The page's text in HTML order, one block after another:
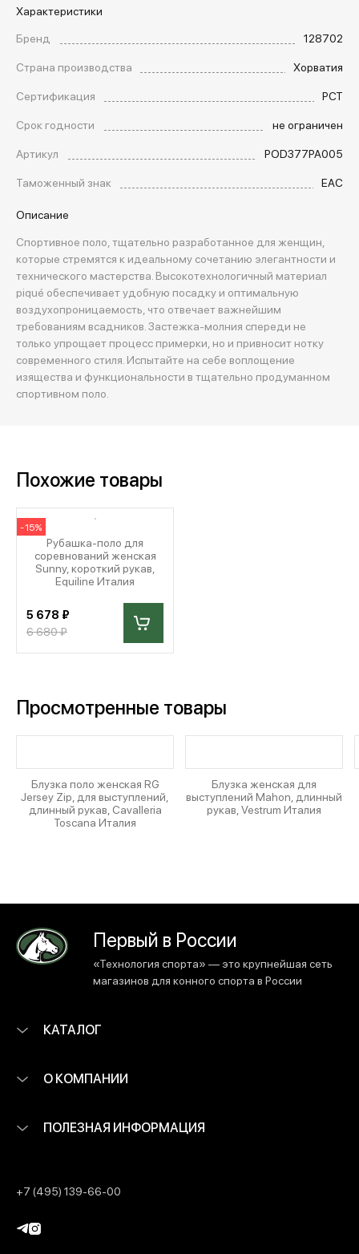
Характеристики
Бренд
128702
Страна производства
Хорватия
Сертификация
РСТ
Срок годности
не ограничен
Артикул
POD377PA005
Таможенный знак
EAC
Описание
Спортивное поло, тщательно разработанное для женщин,
которые стремятся к идеальному сочетанию элегантности и
технического мастерства. Высокотехнологичный материал
piqué обеспечивает удобную посадку и оптимальную
воздухопроницаемость, что отвечает важнейшим
требованиям всадников. Застежка-молния спереди не
только упрощает процесс примерки, но и привносит нотку
современного стиля. Испытайте на себе воплощение
изящества и функциональности в тщательно продуманном
спортивном поло.
Похожие товары
-15%
Рубашка-поло для
соревнований женская
Sunny, короткий рукав,
Equiline Италия
5 678 ₽
6 680 ₽
Просмотренные товары
Блузка поло женская RG
Jersey Zip, для выступлений,
длинный рукав, Cavalleria
Toscana Италия
Блузка женская для
выступлений Mahon, длинный
рукав, Vestrum Италия
Первый в России
«Технология спорта» — это крупнейшая сеть
магазинов для конного спорта в России
КАТАЛОГ
О КОМПАНИИ
ПОЛЕЗНАЯ ИНФОРМАЦИЯ
+7 (495) 139-66-00